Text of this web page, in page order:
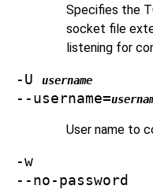
Specifies the
socket file
listening for
-U username
--username=
User name to
-w
--no-password